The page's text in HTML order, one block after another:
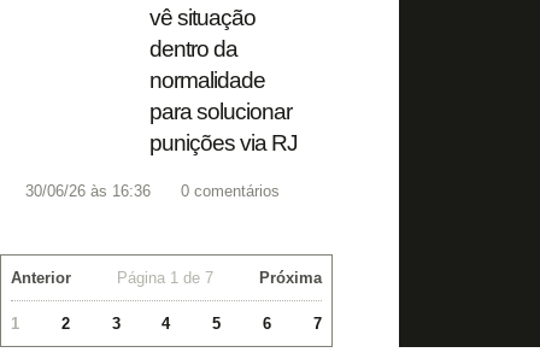
vê situação
dentro da
normalidade
para solucionar
punições via RJ
30/06/26 às 16:36 0 comentários
Anterior Página 1 de 7 Próxima
1 2 3 4 5 6 7